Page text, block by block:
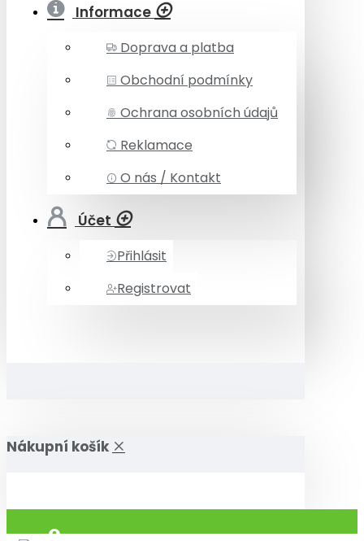
Informace
Doprava a platba
Obchodní podmínky
Ochrana osobních údajů
Reklamace
O nás / Kontakt
Účet
Přihlásit
Registrovat
Nákupní košík